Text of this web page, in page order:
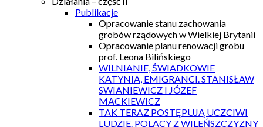
Publikacje
Opracowanie stanu zachowania
grobów rządowych w Wielkiej Brytanii
Opracowanie planu renowacji grobu
prof. Leona Bilińskiego
WILNIANIE, ŚWIADKOWIE
KATYNIA, EMIGRANCI. STANISŁAW
SWIANIEWICZ I JÓZEF
MACKIEWICZ
TAK TERAZ POSTĘPUJĄ UCZCIWI
LUDZIE. POLACY Z WILEŃSZCZYZNY